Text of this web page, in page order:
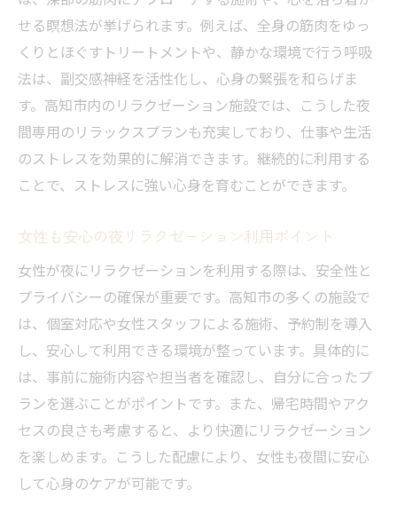
せる瞑想法が挙げられます。例えば、全身の筋肉をゆっ
くりとほぐすトリートメントや、静かな環境で行う呼吸
法は、副交感神経を活性化し、心身の緊張を和らげま
す。高知市内のリラクゼーション施設では、こうした夜
間専用のリラックスプランも充実しており、仕事や生活
のストレスを効果的に解消できます。継続的に利用する
ことで、ストレスに強い心身を育むことができます。
女性も安心の夜リラクゼーション利用ポイント
女性が夜にリラクゼーションを利用する際は、安全性と
プライバシーの確保が重要です。高知市の多くの施設で
は、個室対応や女性スタッフによる施術、予約制を導入
し、安心して利用できる環境が整っています。具体的に
は、事前に施術内容や担当者を確認し、自分に合ったプ
ランを選ぶことがポイントです。また、帰宅時間やアク
セスの良さも考慮すると、より快適にリラクゼーション
を楽しめます。こうした配慮により、女性も夜間に安心
して心身のケアが可能です。